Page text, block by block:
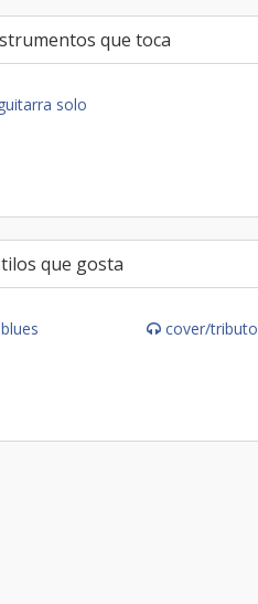
que toca
solo
que gosta
blues cover/tributo